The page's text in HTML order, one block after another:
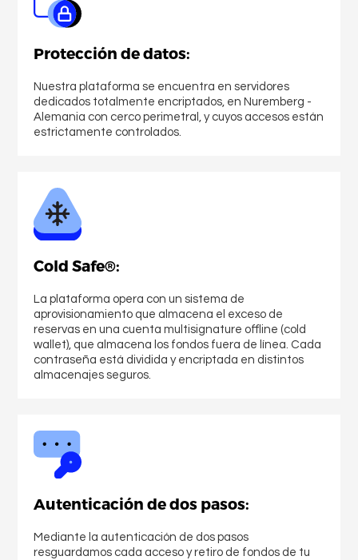
Comprar Bitcoin
Comprar Ethereum
Protección de datos:
Nuestra plataforma se encuentra en servidores
dedicados totalmente encriptados, en Nuremberg -
Alemania con cerco perimetral, y cuyos accesos están
estrictamente controlados.
Cold Safe®:
La plataforma opera con un sistema de
aprovisionamiento que almacena el exceso de
reservas en una cuenta multisignature offline (cold
wallet), que almacena los fondos fuera de línea. Cada
contraseña está dividida y encriptada en distintos
almacenajes seguros.
Autenticación de dos pasos:
Mediante la autenticación de dos pasos
resguardamos cada acceso y retiro de fondos de tu